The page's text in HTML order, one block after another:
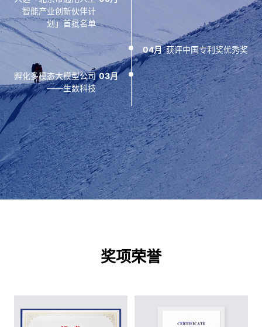
智能产业创新伙伴计
划」首批名单
04月 获评中国专利奖优秀奖
03月
孵化多模态大模型公司
——生数科技
2022）圆满收官
08月
荣获国家级专精特新
“小巨人”企业称号
05月
RealSafe、
RealCenter两大产品
平台同时入选工信部人
工智能产业揭榜单位名
单
04月 首席科学家张钹、朱军
团队获ICLR 2022杰出
论文奖
02月
发布《深度合成十大趋
年奖”，首席科学家张
中共中央政治局委员、
北京市委书记蔡奇调研
瑞莱智慧RealAI
11月
发布人工智能安全靶场
RealRange
10月
完成超3亿元人民币A
轮融资
09月 “安全可控可靠的新一
代人工智能平台”荣膺
世界互联网大会领先科
技成果奖
08月
承办首届全球数字经济
06月
2030重大项目—安全
国际安全极客大赛
GeekPwn首届CAAD
虚假人脸AI识别大赛冠
军
08月 成为全国信标委人工智
能分委会首批会员单位
06月
与北京智源人工智能研
究院联合设立安全人工
智能创新中心
04月 发布世界首个针对算法
模型安全的检测平台
——人工智能安全平台
RealSafe
完成数千万人民币天使
+轮融资
奖项荣誉